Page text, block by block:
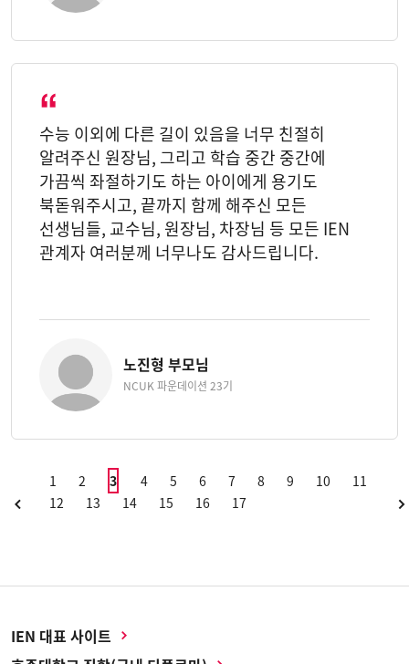
수능 이외에 다른 길이 있음을 너무 친절히
알려주신 원장님, 그리고 학습 중간 중간에
가끔씩 좌절하기도 하는 아이에게 용기도
북돋워주시고, 끝까지 함께 해주신 모든
선생님들, 교수님, 원장님, 차장님 등 모든 IEN
관계자 여러분께 너무나도 감사드립니다.
노진형 부모님
NCUK 파운데이션 23기
1 2 3 4 5 6 7 8 9 10
11
12
13 14 15 16 17
IEN 대표 사이트